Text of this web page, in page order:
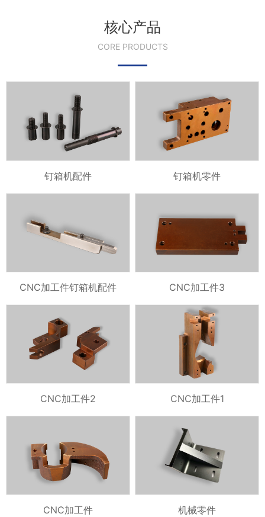
核心产品
CORE PRODUCTS
钉箱机配件 钉箱机零件
CNC加工件钉箱机配件 CNC加工件3
CNC加工件2 CNC加工件1
CNC加工件 机械零件